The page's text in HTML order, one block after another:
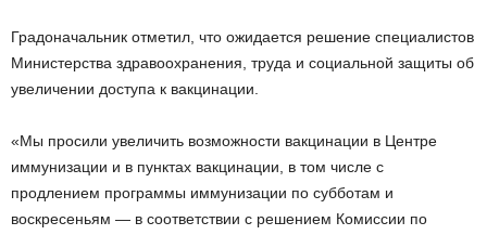
Градоначальник отметил, что ожидается решение специалистов
Министерства здравоохранения, труда и социальной защиты об
увеличении доступа к вакцинации.
«Мы просили увеличить возможности вакцинации в Центре
иммунизации и в пунктах вакцинации, в том числе с
продлением программы иммунизации по субботам и
воскресеньям — в соответствии с решением Комиссии по